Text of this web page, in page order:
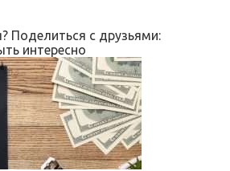
Поделиться с друзьями:
интересно